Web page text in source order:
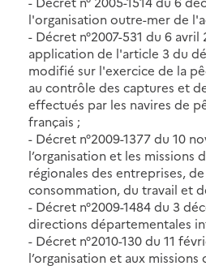
l'organisation outre-mer de
- Décret n°2007-531 du 6
application de l'article 3 du
modifié sur l'exercice de la
au contrôle des captures et
effectués par les navires de
français ;
- Décret n°2009-1377 du 10
l’organisation et les missions
régionales des entreprises,
consommation, du travail et
- Décret n°2009-1484 du 3
directions départementales
- Décret n°2010-130 du 11
l’organisation et aux